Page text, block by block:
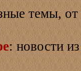
темы,
: новости